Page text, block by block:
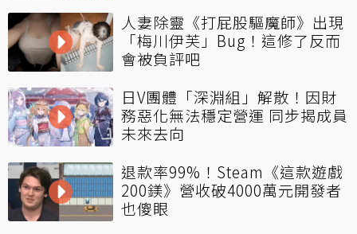
人妻除靈《打屁股驅魔師》出現
「梅川伊芙」Bug！這修了反而
會被負評吧
日V團體「深淵組」解散！因財
務惡化無法穩定營運 同步揭成員
未來去向
退款率99%！Steam《這款遊戲
200鎂》營收破4000萬元開發者
也傻眼